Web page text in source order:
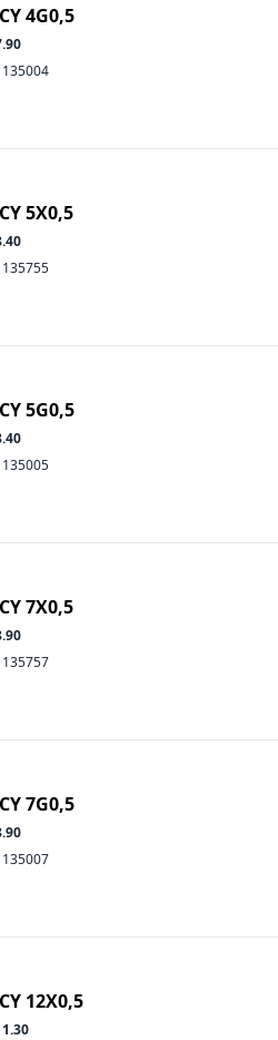
4G0,5
5X0,5
5G0,5
7X0,5
7G0,5
12X0,5